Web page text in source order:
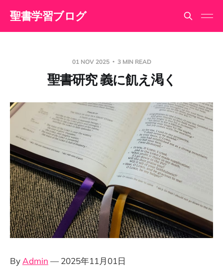
聖書学習ブログ
01 NOV 2025 3 MIN READ
聖書研究 義に飢え渇く
By Admin — 2025年11月01日